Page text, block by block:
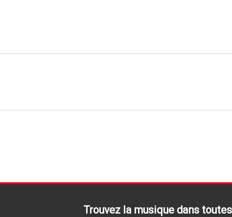
Trouvez la musique dans